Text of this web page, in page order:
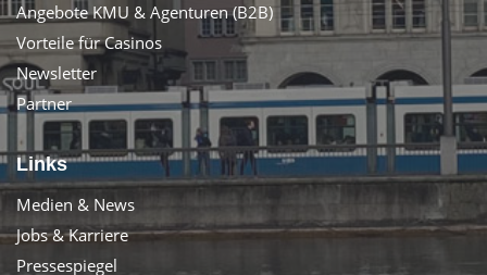
Angebote KMU & Agenturen (B2B)
Vorteile für Casinos
Newsletter
Partner
Links
Medien & News
Jobs & Karriere
Pressespiegel